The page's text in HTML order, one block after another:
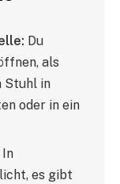
Du
als
Stuhl in
oder in ein
In
es gibt